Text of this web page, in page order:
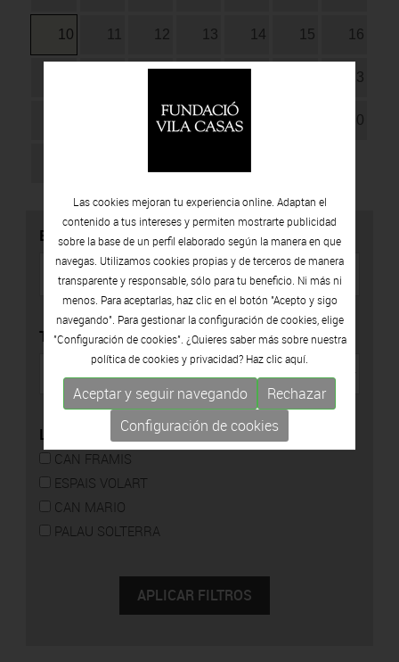
10 11 12 13 14 15 16
23
26 27 30
BUSCADOR
TIPO
LOCALIZACIÓN
CAN FRAMIS
ESPAIS VOLART
CAN MARIO
PALAU SOLTERRA
Las cookies mejoran tu experiencia online. Adaptan el
contenido a tus intereses y permiten mostrarte publicidad
sobre la base de un perfil elaborado según la manera en que
navegas. Utilizamos cookies propias y de terceros de manera
transparente y responsable, sólo para tu beneficio. Ni más ni
menos. Para aceptarlas, haz clic en el botón "Acepto y sigo
navegando". Para gestionar la configuración de cookies, elige
"Configuración de cookies". ¿Quieres saber más sobre nuestra
política de cookies y privacidad? Haz clicaquí.
Aceptar y seguir navegando
Rechazar
Configuración de cookies